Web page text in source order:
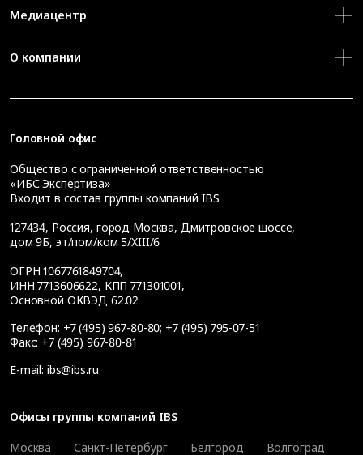
Медиацентр
О компании
Головной офис
Общество с ограниченной ответственностью
«ИБС Экспертиза»
Входит в состав группы компаний IBS
127434, Россия, город Москва, Дмитровское шоссе,
дом 9Б, эт/пом/ком 5/XIII/6
ОГРН 1067761849704,
ИНН 7713606622, КПП 771301001,
Основной ОКВЭД 62.02
Телефон: +7 (495) 967-80-80; +7 (495) 795-07-51
Факс: +7 (495) 967-80-81
E-mail: ibs@ibs.ru
Офисы группы компаний IBS
Москва
Санкт-Петербург Белгород
Волгоград